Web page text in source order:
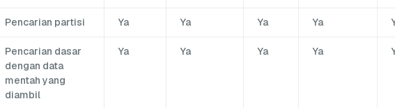
Pencarian partisi Ya Ya Ya Ya
Pencarian dasar
dengan data
mentah yang
diambil
Ya Ya Ya Ya